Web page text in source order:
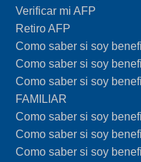
Verificar mi AFP
Retiro AFP
Como saber si soy
Como saber si soy
Como saber si soy
FAMILIAR
Como saber si soy
Como saber si soy
Como saber si soy